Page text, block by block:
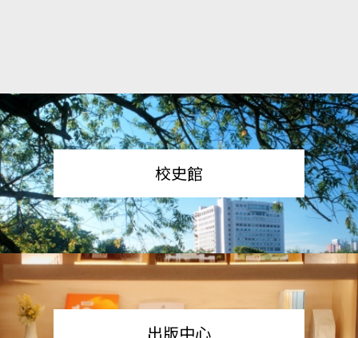
校史館
出版中心